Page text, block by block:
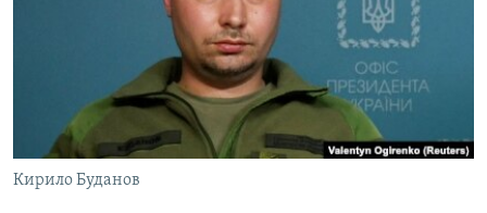
ВІДЕОУРОКИ «ELIFBE»
СВІДЧЕННЯ ОКУПАЦІЇ
УКРАЇНСЬКА ПРОБЛЕМА КРИМУ
ІНФОГРАФІКА
ЯК ОБІЙТИ БЛОКУВАННЯ
Qırımtatar
ДОЛУЧАЙСЯ!
Кирило Буданов